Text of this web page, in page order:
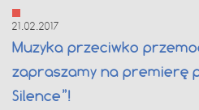
21.02.2017
Muzyka przeciwko
zapraszamy na premierę
Silence”!